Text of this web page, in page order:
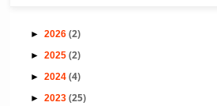
►2026(2)
►2025(2)
►2024(4)
►2023(25)